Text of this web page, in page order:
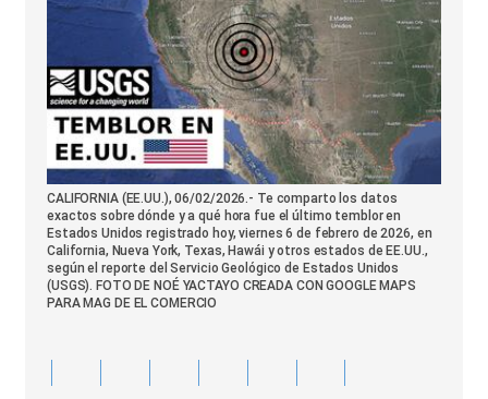
CALIFORNIA (EE.UU.), 06/02/2026.- Te comparto los datos
exactos sobre dónde y a qué hora fue el último temblor en
Estados Unidos registrado hoy, viernes 6 de febrero de 2026, en
California, Nueva York, Texas, Hawái y otros estados de EE.UU.,
según el reporte del Servicio Geológico de Estados Unidos
(USGS). FOTO DE NOÉ YACTAYO CREADA CON GOOGLE MAPS
PARA MAG DE EL COMERCIO